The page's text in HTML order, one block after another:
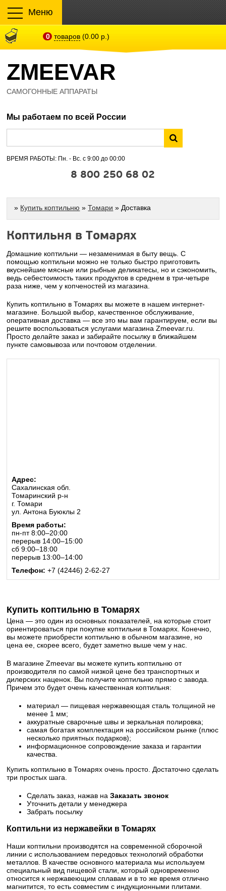
Меню
0 товаров (0.00 р.)
ZMEEVAR
САМОГОННЫЕ АППАРАТЫ
Мы работаем по всей России
ВРЕМЯ РАБОТЫ: Пн. - Вс. с 9:00 до 00:00
8 800 250 68 02
» Купить коптильню »Томари » Доставка
Коптильня в Томарях
Домашние коптильни — незаменимая в быту вещь. С
помощью коптильни можно не только быстро приготовить
вкуснейшие мясные или рыбные деликатесы, но и сэкономить,
ведь себестоимость таких продуктов в среднем в три-четыре
раза ниже, чем у копченостей из магазина.
Купить коптильню в Томарях вы можете в нашем интернет-
магазине. Большой выбор, качественное обслуживание,
оперативная доставка — все это мы вам гарантируем, если вы
решите воспользоваться услугами магазина Zmeevar.ru.
Просто делайте заказ и забирайте посылку в ближайшем
пункте самовывоза или почтовом отделении.
Адрес:
Сахалинская обл.
Томаринский р-н
г. Томари
ул. Антона Буюклы 2
Время работы:
пн-пт 8:00–20:00
перерыв 14:00–15:00
сб 9:00–18:00
перерыв 13:00–14:00
Телефон: +7 (42446) 2-62-27
Купить коптильню в Томарях
Цена — это один из основных показателей, на которые стоит
ориентироваться при покупке коптильни в Томарях. Конечно,
вы можете приобрести коптильню в обычном магазине, но
цена ее, скорее всего, будет заметно выше чем у нас.
В магазине Zmeevar вы можете купить коптильню от
производителя по самой низкой цене без транспортных и
дилерских наценок. Вы получите коптильню прямо с завода.
Причем это будет очень качественная коптильня:
материал — пищевая нержавеющая сталь толщиной не
менее 1 мм;
аккуратные сварочные швы и зеркальная полировка;
самая богатая комплектация на российском рынке (плюс
несколько приятных подарков);
информационное сопровождение заказа и гарантии
качества.
Купить коптильню в Томарях очень просто. Достаточно сделать
три простых шага.
Сделать заказ, нажав наЗаказать звонок
Уточнить детали у менеджера
Забрать посылку
Коптильни из нержавейки в Томарях
Наши коптильни производятся на современной сборочной
линии с использованием передовых технологий обработки
металлов. В качестве основного материала мы используем
специальный вид пищевой стали, который одновременно
относится к нержавеющим сплавам и в то же время отлично
магнитится, то есть совместим с индукционными плитами.